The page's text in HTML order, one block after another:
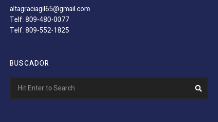
altagraciagil65@gmail.com
Telf: 809-480-0077
Telf: 809-552-1825
BUSCADOR
for: